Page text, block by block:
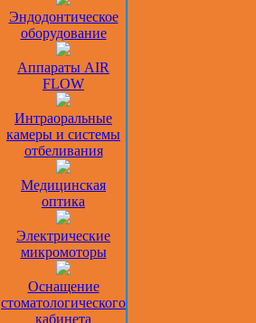
Эндодонтическое
оборудование
Аппараты AIR
FLOW
Интраоральные
камеры и системы
отбеливания
Медицинская
оптика
Электрические
микромоторы
Оснащение
стоматологического
кабинета